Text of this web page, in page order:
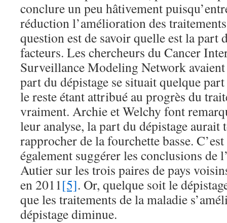
conclure un peu hâtivement
réduction l’amélioration des
question est de savoir quelle est la part
facteurs. Les chercheurs du Cancer
Surveillance Modeling Network
part du dépistage se situait quelque
le reste étant attribué au progrès du
vraiment. Archie et Welchy font
leur analyse, la part du dépistage aurait
rapprocher de la fourchette basse.
également suggérer les conclusions de
Autier sur les trois paires de pays
en 2011[5]. Or, quelque soit le
que les traitements de la maladie
dépistage diminue.